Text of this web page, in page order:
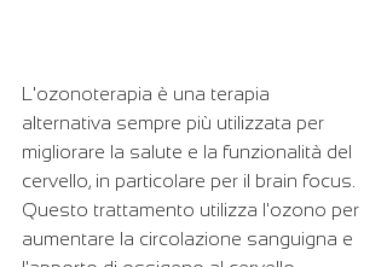
L'ozonoterapia è una terapia
alternativa sempre più utilizzata per
migliorare la salute e la funzionalità del
cervello, in particolare per il brain focus.
Questo trattamento utilizza l'ozono per
aumentare la circolazione sanguigna e